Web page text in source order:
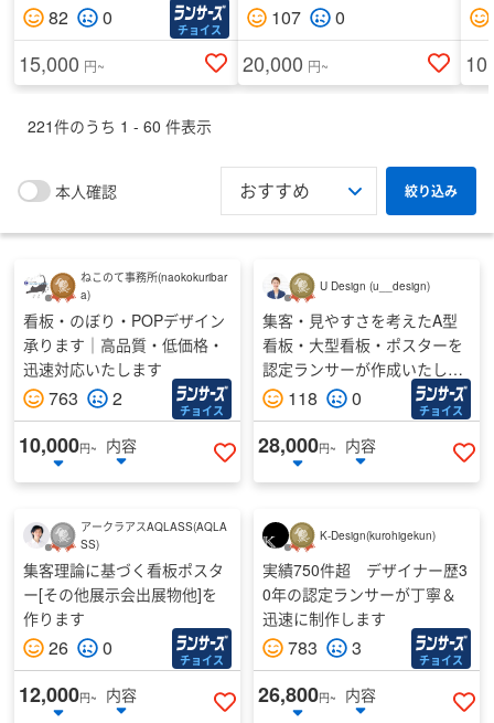
個人・法人
都道府県
指定しない
性別
出品者のランク
認定ランサー
シルバー
ブロンズ
レギュラー
82 0 チョイス
15,000 円~
107 0
20,000 円~
221件のうち 1 - 60 件表示
本人確認 絞り込み
ねこのて事務所(naokokuribar
a)
看板・のぼり・POPデザイン
承ります｜高品質・低価格・
迅速対応いたします
763 2 チョイス
10,000円~
内容
いいねする
U Design(u__design)
集客・見やすさを考えたA型
看板・大型看板・ポスターを
認定ランサーが作成いたしま
す 118 0 チョイス
28,000円~
内容
い
アークラアスAQLASS(AQLA
SS)
集客理論に基づく看板ポスタ
ー[その他展示会出展物他]を
作ります
26 0 チョイス
12,000円~
内容
いいねする
K-Design(kurohigekun)
実績750件超 デザイナー歴3
0年の認定ランサーが丁寧＆
迅速に制作します
783 3 チョイス
26,800円~
内容
い